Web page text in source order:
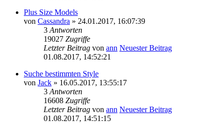
Plus Size Models
von Cassandra » 24.01.2017, 16:07:39
3 Antworten
19027 Zugriffe
Letzter Beitrag von ann Neuester Beitrag
01.08.2017, 14:52:21
Suche bestimmten Style
von Jack » 16.05.2017, 13:55:17
3 Antworten
16608 Zugriffe
Letzter Beitrag von ann Neuester Beitrag
01.08.2017, 14:51:15